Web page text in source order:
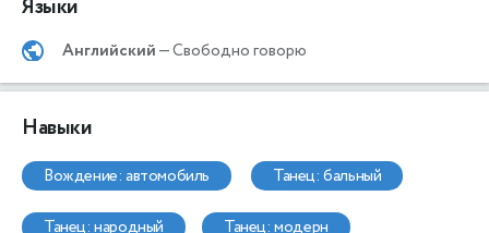
Языки
Английский— Свободно говорю
Навыки
вождение: автомобиль танец: бальный
танец: народный танец: модерн